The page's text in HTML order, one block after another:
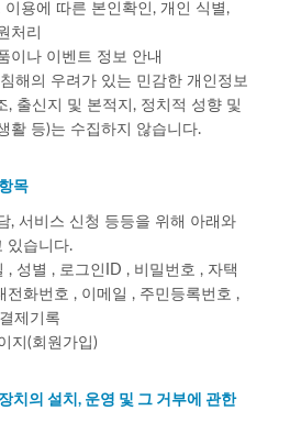
용에 따른 본인확인, 개인 식별,
처리
이나 이벤트 정보 안내
해의 우려가 있는 민감한 개인정보
, 출신지 및 본적지, 정치적 성향 및
활 등)는 수집하지 않습니다.
목
, 서비스 신청 등등을 위해 아래와
있습니다.
, 성별 , 로그인ID , 비밀번호 , 자택
전화번호 , 이메일 , 주민등록번호 ,
제기록
지(회원가입)
치의 설치, 운영 및 그 거부에 관한